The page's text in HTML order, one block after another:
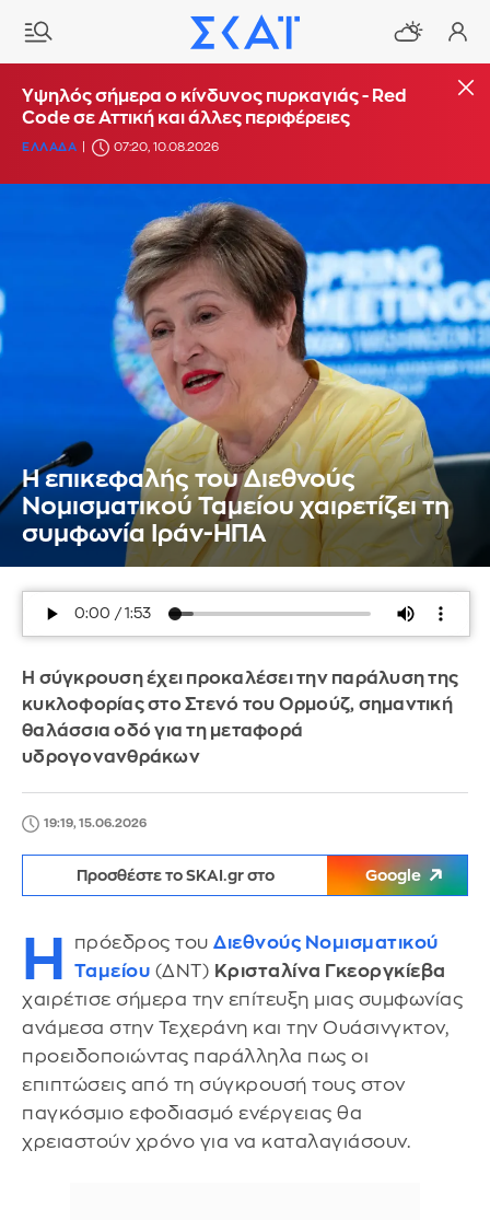
Υψηλός σήμερα ο κίνδυνος πυρκαγιάς - Red
Code σε Αττική και άλλες περιφέρειες
ΕΛΛΑΔΑ 07:20, 10.08.2026
Η επικεφαλής του Διεθνούς
Νομισματικού Ταμείου χαιρετίζει τη
συμφωνία Ιράν-ΗΠΑ
Η σύγκρουση έχει προκαλέσει την παράλυση της
κυκλοφορίας στο Στενό του Ορμούζ, σημαντική
θαλάσσια οδό για τη μεταφορά
υδρογονανθράκων
19:19, 15.06.2026
Προσθέστε το SKAI.gr στο Google
H πρόεδρος του Διεθνούς Νομισματικού
Ταμείου (ΔΝΤ) Κρισταλίνα Γκεοργκίεβα
χαιρέτισε σήμερα την επίτευξη μιας συμφωνίας
ανάμεσα στην Τεχεράνη και την Ουάσινγκτον,
προειδοποιώντας παράλληλα πως οι
επιπτώσεις από τη σύγκρουσή τους στον
παγκόσμιο εφοδιασμό ενέργειας θα
χρειαστούν χρόνο για να καταλαγιάσουν.